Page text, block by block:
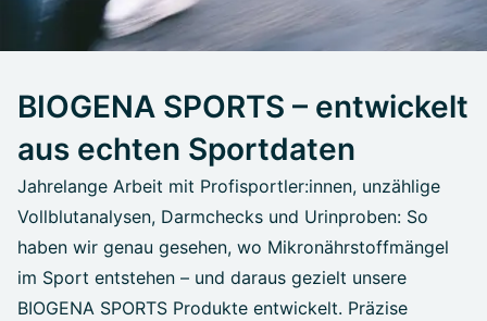
BIOGENA SPORTS – entwickelt
aus echten Sportdaten
Jahrelange Arbeit mit Profisportler:innen, unzählige
Vollblutanalysen, Darmchecks und Urinproben: So
haben wir genau gesehen, wo Mikronährstoffmängel
im Sport entstehen – und daraus gezielt unsere
BIOGENA SPORTS Produkte entwickelt. Präzise